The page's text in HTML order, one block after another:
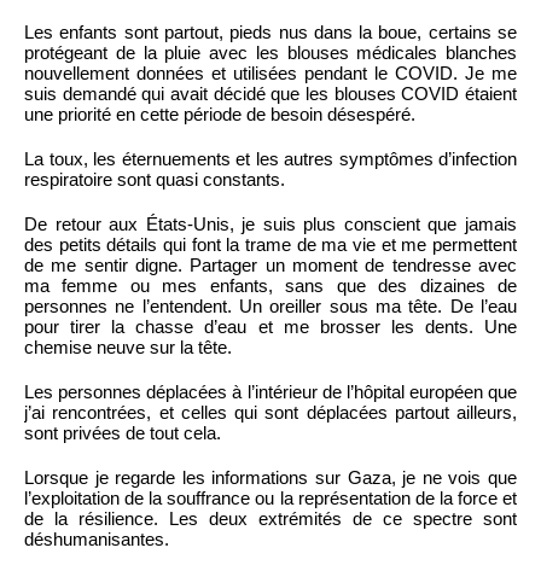
Les enfants sont partout, pieds nus dans la boue, certains se
protégeant de la pluie avec les blouses médicales blanches
nouvellement données et utilisées pendant le COVID. Je me
suis demandé qui avait décidé que les blouses COVID étaient
une priorité en cette période de besoin désespéré.
La toux, les éternuements et les autres symptômes d’infection
respiratoire sont quasi constants.
De retour aux États-Unis, je suis plus conscient que jamais
des petits détails qui font la trame de ma vie et me permettent
de me sentir digne. Partager un moment de tendresse avec
ma femme ou mes enfants, sans que des dizaines de
personnes ne l’entendent. Un oreiller sous ma tête. De l’eau
pour tirer la chasse d’eau et me brosser les dents. Une
chemise neuve sur la tête.
Les personnes déplacées à l’intérieur de l’hôpital européen que
j’ai rencontrées, et celles qui sont déplacées partout ailleurs,
sont privées de tout cela.
Lorsque je regarde les informations sur Gaza, je ne vois que
l’exploitation de la souffrance ou la représentation de la force et
de la résilience. Les deux extrémités de ce spectre sont
déshumanisantes.